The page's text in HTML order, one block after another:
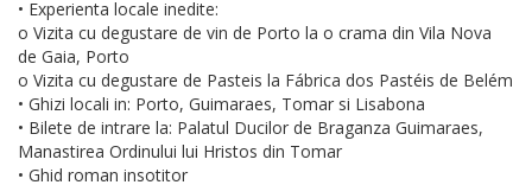
• Experienta locale inedite:
o Vizita cu degustare de vin de Porto la o crama din Vila Nova
de Gaia, Porto
o Vizita cu degustare de Pasteis la Fábrica dos Pastéis de Belém
• Ghizi locali in: Porto, Guimaraes, Tomar si Lisabona
• Bilete de intrare la: Palatul Ducilor de Braganza Guimaraes,
Manastirea Ordinului lui Hristos din Tomar
• Ghid roman insotitor